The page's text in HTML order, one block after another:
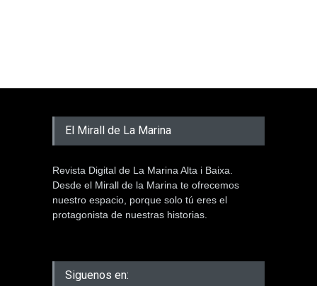
El Mirall de La Marina
Revista Digital de La Marina Alta i Baixa.
Desde el Mirall de la Marina te ofrecemos
nuestro espacio, porque solo tú eres el
protagonista de nuestras historias.
Siguenos en: